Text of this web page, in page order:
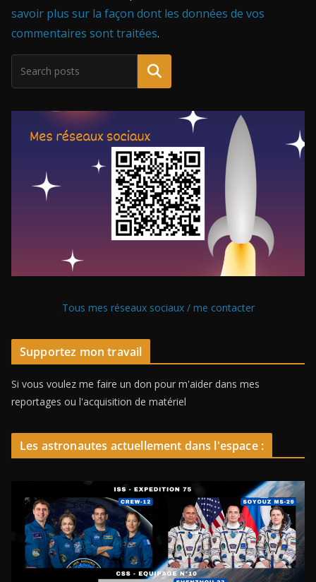
savoir plus sur la façon dont les données de vos
commentaires sont traitées.
Tous mes réseaux sociaux / me contacter
Supportez mon travail
Si vous voulez me faire un don pour m'aider dans mes
reportages ou l'acquisition de matériel
Les astronautes actuellement dans l'espace :